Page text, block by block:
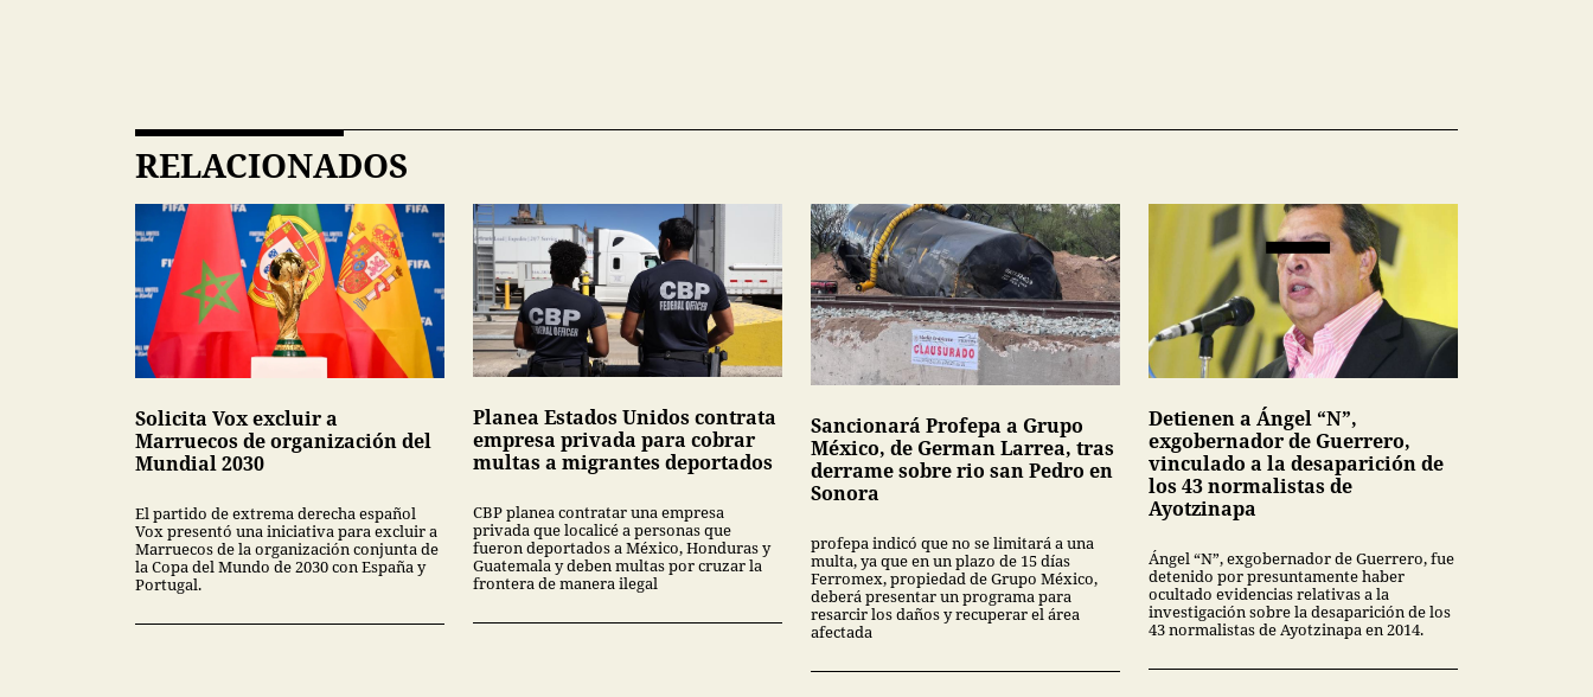
RELACIONADOS
Solicita Vox excluir a
Marruecos de organización del
Mundial 2030
El partido de extrema derecha español
Vox presentó una iniciativa para excluir a
Marruecos de la organización conjunta de
la Copa del Mundo de 2030 con España y
Portugal.
Planea Estados Unidos contrata
empresa privada para cobrar
multas a migrantes deportados
CBP planea contratar una empresa
privada que localicé a personas que
fueron deportados a México, Honduras y
Guatemala y deben multas por cruzar la
frontera de manera ilegal
Sancionará Profepa a Grupo
México, de German Larrea, tras
derrame sobre rio san Pedro en
Sonora
profepa indicó que no se limitará a una
multa, ya que en un plazo de 15 días
Ferromex, propiedad de Grupo México,
deberá presentar un programa para
resarcir los daños y recuperar el área
afectada
Detienen a Ángel “N”,
exgobernador de Guerrero,
vinculado a la desaparición de
los 43 normalistas de
Ayotzinapa
Ángel “N”, exgobernador de Guerrero, fue
detenido por presuntamente haber
ocultado evidencias relativas a la
investigación sobre la desaparición de los
43 normalistas de Ayotzinapa en 2014.